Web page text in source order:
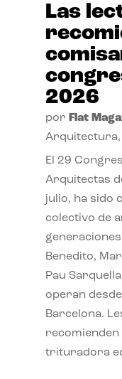
Las
2026
por Flat
Arquitectura,
El 29
Arquitectas
julio, ha sido
colectivo de
Benedito,
Pau
operan
Barcelona.
trituradora